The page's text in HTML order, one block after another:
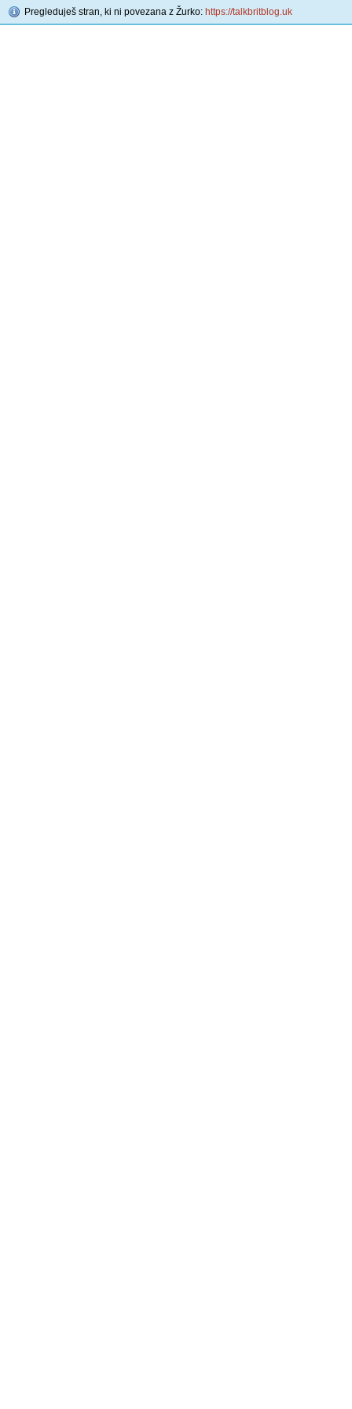
Pregleduješ stran, ki ni povezana z Žurko: https://talkbritblog.uk